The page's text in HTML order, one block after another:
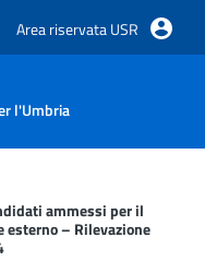
Area riservata USR
l'Umbria
ammessi per il
– Rilevazione